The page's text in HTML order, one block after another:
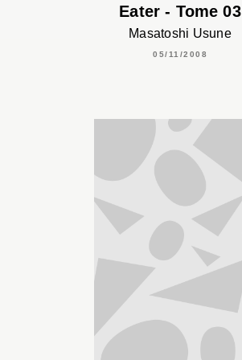
Eater - Tome 03
Masatoshi Usune
05/11/2008